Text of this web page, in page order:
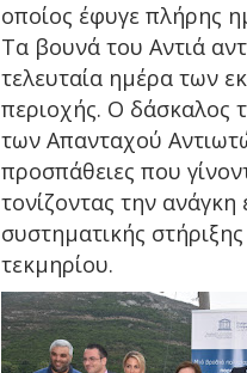
οποίος έφυγε πλήρης
Τα βουνά του Αντιά
τελευταία ημέρα των
περιοχής. O δάσκαλος
των Απανταχού
προσπάθειες που
τονίζοντας την ανάγκη
συστηματικής
τεκμηρίου.